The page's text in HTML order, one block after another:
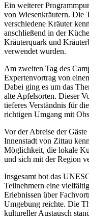
Ein weiterer
von Wiesenkräutern. Die
verschiedene Kräuter
anschließend in der
Kräuterquark und
verwendet wurden.
Am zweiten Tag des
Expertenvortrag von
Dabei ging es um das
alte Apfelsorten. Dieser
tieferes Verständnis für
richtigen Umgang mit
Vor der Abreise der
Innenstadt von Zittau
Möglichkeit, die lokale
und sich mit der Region
Insgesamt bot das
Teilnehmern eine
Erlebnissen über
Umgebung reichte. Die
kultureller Austausch